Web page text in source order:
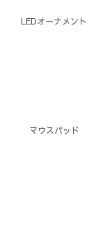
LEDオーナメント
マウスパッド